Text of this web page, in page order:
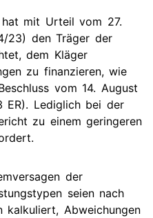
mit Urteil vom 27.
23) den Träger der
dem Kläger
zu finanzieren, wie
vom 14. August
Lediglich bei der
zu einem geringeren
der
seien nach
kalkuliert, Abweichungen